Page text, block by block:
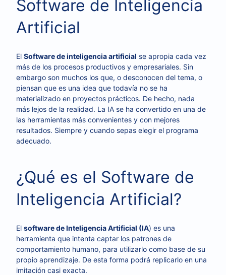
Software de Inteligencia
Artificial
El Software de inteligencia artificial se apropia cada vez
más de los procesos productivos y empresariales. Sin
embargo son muchos los que, o desconocen del tema, o
piensan que es una idea que todavía no se ha
materializado en proyectos prácticos. De hecho, nada
más lejos de la realidad. La IA se ha convertido en una de
las herramientas más convenientes y con mejores
resultados. Siempre y cuando sepas elegir el programa
adecuado.
¿Qué es el Software de
Inteligencia Artificial?
El software de Inteligencia Artificial (IA) es una
herramienta que intenta captar los patrones de
comportamiento humano, para utilizarlo como base de su
propio aprendizaje. De esta forma podrá replicarlo en una
imitación casi exacta.